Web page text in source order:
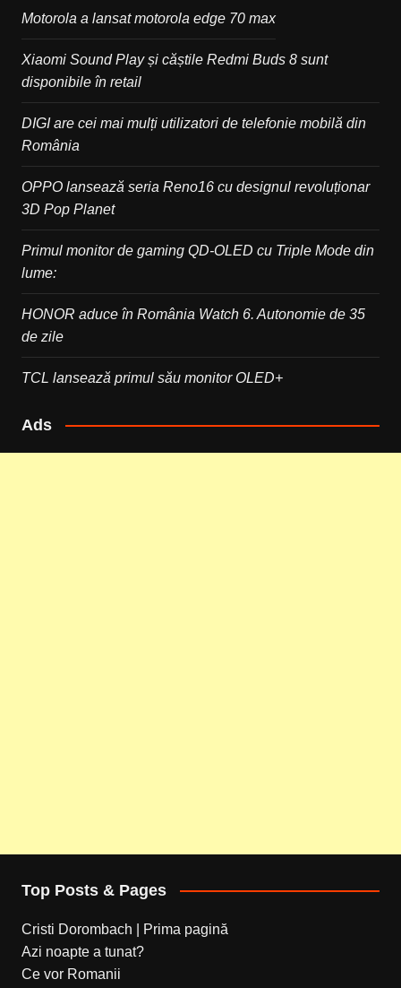
Motorola a lansat motorola edge 70 max
Xiaomi Sound Play și căștile Redmi Buds 8 sunt
disponibile în retail
DIGI are cei mai mulți utilizatori de telefonie mobilă din
România
OPPO lansează seria Reno16 cu designul revoluționar
3D Pop Planet
Primul monitor de gaming QD-OLED cu Triple Mode din
lume:
HONOR aduce în România Watch 6. Autonomie de 35
de zile
TCL lansează primul său monitor OLED+
Ads
Top Posts & Pages
Cristi Dorombach | Prima pagină
Azi noapte a tunat?
Ce vor Romanii